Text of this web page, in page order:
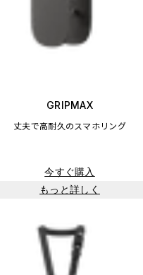
GRIPMAX
丈夫で高耐久のスマホリング
今すぐ購入
もっと詳しく